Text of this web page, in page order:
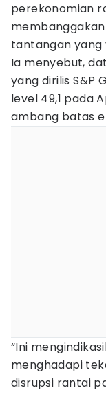
perekonomian
tantangan yang
Ia menyebut,
yang dirilis S&P
level 49,1 pada
ambang batas
“Ini
menghadapi
disrupsi rantai